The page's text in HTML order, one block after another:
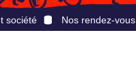
société Nos rendez-vous